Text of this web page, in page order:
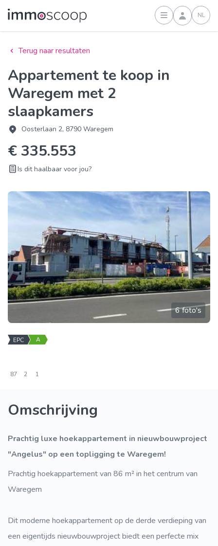
Inloggen
NL
Terug naar resultaten
Appartement te koop in
Waregem met 2
slaapkamers
Oosterlaan 2, 8790 Waregem
€ 335.553
Is dit haalbaar voor jou?
6 foto's
EPC A
87 2 1
Omschrijving
Prachtig luxe hoekappartement in nieuwbouwproject
"Angelus" op een topligging te Waregem!
Prachtig hoekappartement van 86 m² in het centrum van
Waregem
Dit moderne hoekappartement op de derde verdieping van
een eigentijds nieuwbouwproject biedt een perfecte mix